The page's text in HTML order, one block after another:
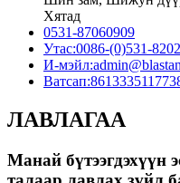
Хятад
0531-87060909
Утас:0086-(0)531-
И-мэйл:
Ватсап:
ЛАВЛАГАА
Манай бүтээгдэхүүн